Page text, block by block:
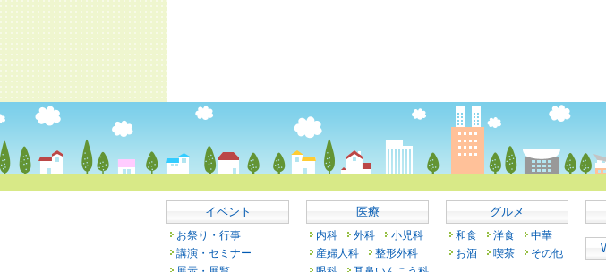
イベント
お祭り・行事
講演・セミナー
医療
内科 外科
小児科
産婦人科
整形外科
グルメ
和食 洋食
中華
お酒
喫茶 その他